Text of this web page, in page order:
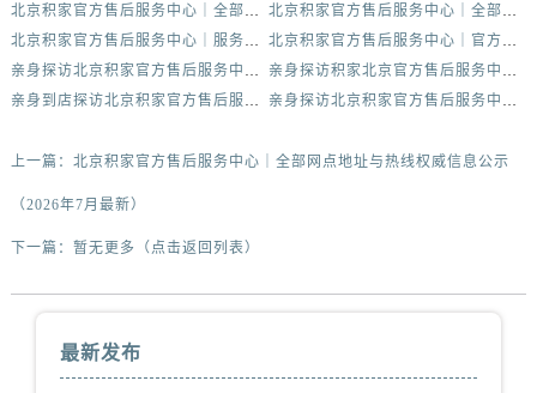
北京积家官方售后服务中心｜全部地址与售后电话权威信息公示（2026年7月最新）
北京积家官方售后服务中心｜全部网点地址与热线权威信息公示（2026年7月最新）
北京积家官方售后服务中心｜服务热线及网点地址权威信息公示（2026年7月最新）
北京积家官方售后服务中心｜官方热线和门店地址权威信息公示（2026年7月最新）
亲身探访北京积家官方售后服务中心｜网点地址与官方售后电话（2026年7月最新）
亲身探访积家北京官方售后服务中心｜全新地址及服务热线（2026年7月最新）
亲身到店探访北京积家官方售后服务中心｜最新地址及官方服务热线（2026年7月最新）
亲身探访北京积家官方售后服务中心｜热线电话与网点地址（2026年7月最新）
上一篇： 北京积家官方售后服务中心｜全部网点地址与热线权威信息公示
（2026年7月最新）
下一篇： 暂无更多（点击返回列表）
最新发布